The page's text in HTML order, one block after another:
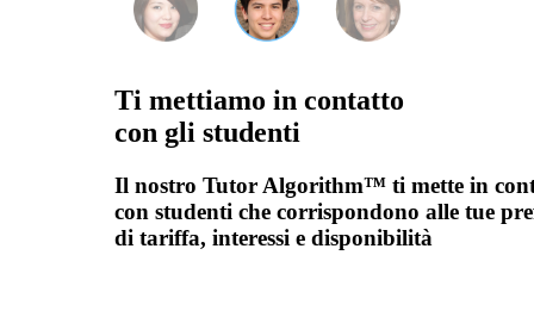
Ti mettiamo in contatto
con gli studenti
Il nostro Tutor Algorithm™ ti mette in
con studenti che corrispondono alle tue
di tariffa, interessi e disponibilità